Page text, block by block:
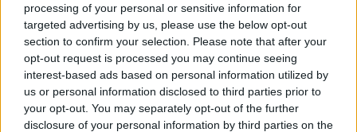
processing of your personal or sensitive information for
targeted advertising by us, please use the below opt-out
section to confirm your selection. Please note that after your
opt-out request is processed you may continue seeing
interest-based ads based on personal information utilized by
us or personal information disclosed to third parties prior to
your opt-out. You may separately opt-out of the further
disclosure of your personal information by third parties on the